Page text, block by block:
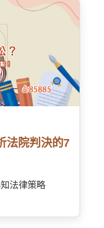
法院判決的7
法律策略